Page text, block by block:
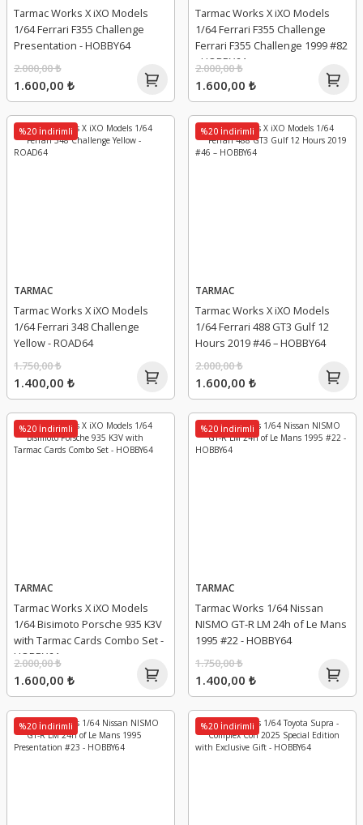
Tarmac Works X iXO Models
1/64 Ferrari F355 Challenge
Presentation - HOBBY64
1.600,00 ₺
2.000,00 ₺
Tarmac Works X iXO Models
1/64 Ferrari F355 Challenge
Ferrari F355 Challenge 1999 #82
- HOBBY64
1.600,00 ₺
2.000,00 ₺
%20 İndirimli
TARMAC
Tarmac Works X iXO Models
1/64 Ferrari 348 Challenge
Yellow - ROAD64
1.400,00 ₺
1.750,00 ₺
%20 İndirimli
TARMAC
Tarmac Works X iXO Models
1/64 Ferrari 488 GT3 Gulf 12
Hours 2019 #46 – HOBBY64
1.600,00 ₺
2.000,00 ₺
%20 İndirimli
TARMAC
Tarmac Works X iXO Models
1/64 Bisimoto Porsche 935 K3V
with Tarmac Cards Combo Set -
HOBBY64
1.600,00 ₺
2.000,00 ₺
%20 İndirimli
TARMAC
Tarmac Works 1/64 Nissan
NISMO GT-R LM 24h of Le Mans
1995 #22 - HOBBY64
1.400,00 ₺
1.750,00 ₺
%20 İndirimli %20 İndirimli